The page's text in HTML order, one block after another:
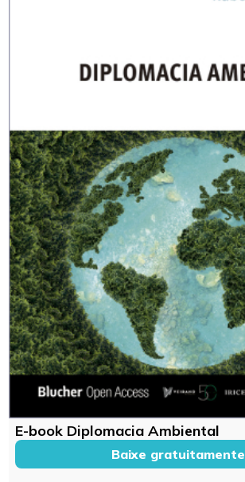
E-book Diplomacia Ambiental
Baixe gratuitamente